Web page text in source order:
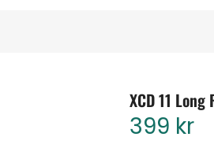
XCD 11
399 kr